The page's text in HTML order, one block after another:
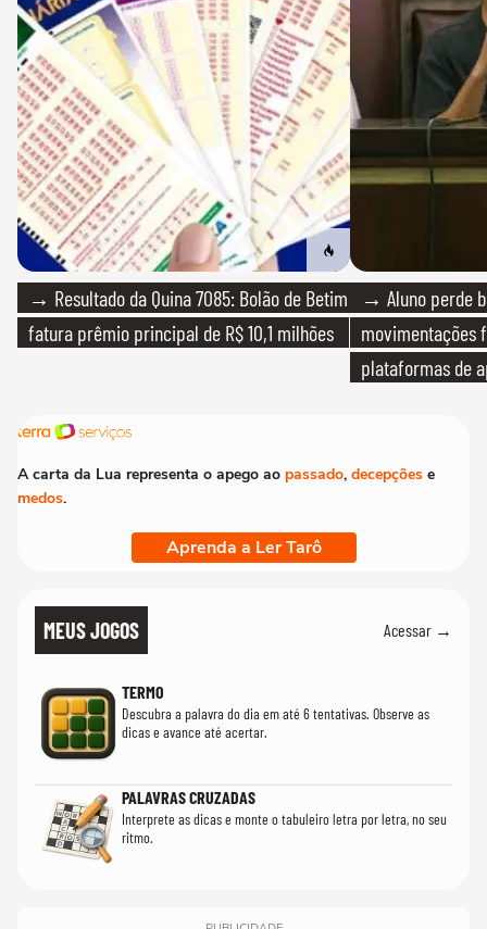
→ Resultado da Quina 7085: Bolão de Betim
fatura prêmio principal de R$ 10,1 milhões
→ Aluno perde
movimentações
plataformas de
A carta da Lua representa o apego ao passado, decepções e
medos.
Aprenda a Ler Tarô
MEUS JOGOS Acessar →
TERMO
Descubra a palavra do dia em até 6 tentativas. Observe as
dicas e avance até acertar.
PALAVRAS CRUZADAS
Interprete as dicas e monte o tabuleiro letra por letra, no seu
ritmo.